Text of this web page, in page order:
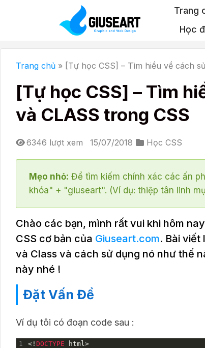
Trang
Học
Trang chủ » [Tự học CSS] – Tìm hiều về cách
[Tự học CSS] – Tìm
và CLASS trong CSS
6346 lượt xem 15/07/2018 Học CSS
Mẹo nhỏ: Để tìm kiếm chính xác các ấn
khóa" + "giuseart". (Ví dụ: thiệp tân linh
Chào các bạn, mình rất vui khi hôm
CSS cơ bản của Giuseart.com. Bài viết
và Class và cách sử dụng nó như thế
này nhé !
Đặt Vấn Đề
Ví dụ tôi có đoạn code sau :
1
< ! DOCTYPE html>